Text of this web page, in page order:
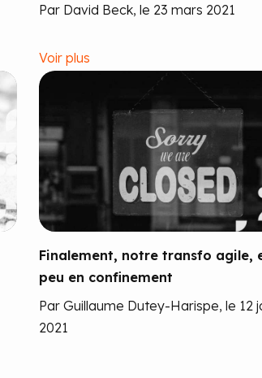
Par David Beck, le 23 mars 2021
Voir plus
Finalement, notre transfo agile,
peu en confinement
Par Guillaume Dutey-Harispe, le 12
2021